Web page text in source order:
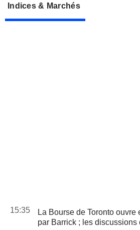
Indices & Marchés
15:35
La Bourse de Toronto
par Barrick ; les discussions